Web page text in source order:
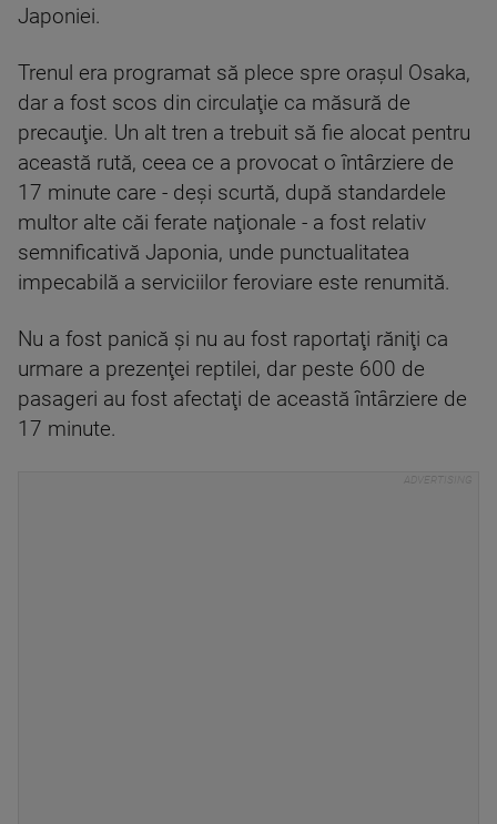
Japoniei.
Trenul era programat să plece spre oraşul Osaka,
dar a fost scos din circulaţie ca măsură de
precauţie. Un alt tren a trebuit să fie alocat pentru
această rută, ceea ce a provocat o întârziere de
17 minute care - deşi scurtă, după standardele
multor alte căi ferate naţionale - a fost relativ
semnificativă Japonia, unde punctualitatea
impecabilă a serviciilor feroviare este renumită.
Nu a fost panică şi nu au fost raportaţi răniţi ca
urmare a prezenţei reptilei, dar peste 600 de
pasageri au fost afectaţi de această întârziere de
17 minute.